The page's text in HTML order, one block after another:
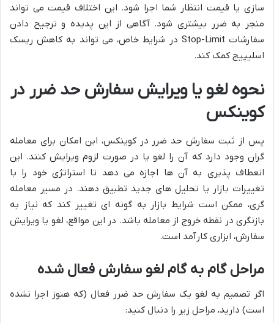
سازی یا قیمت انتظار شما اجرا شود. این اختلاف قیمت می تواند
منجر به ضرر بیشتری شود. آگاهی از این پدیده و ترجیح دادن
سفارشات Stop-Limit در شرایط خاص، می تواند به کاهش ریسک
اسلیپیج کمک کند.
نحوه لغو یا ویرایش سفارش حد ضرر در
کوینکس
پس از ثبت سفارش حد ضرر در کوینکس، این امکان برای معامله
گران وجود دارد که آن را لغو یا در صورت لزوم ویرایش کنند. این
انعطاف پذیری به آن ها اجازه می دهد تا استراتژی خود را با
تغییرات بازار یا تحلیل های جدید تطبیق دهند. در مسیر معامله
گری، ممکن است شرایط بازار به گونه ای تغییر کند که نیاز به
بازنگری در نقطه خروج از معامله باشد. در این مواقع، لغو یا ویرایش
سفارش، ابزاری کارآمد است.
مراحل گام به گام لغو سفارش فعال شده
اگر تصمیم به لغو یک سفارش حد ضرر فعال (که هنوز اجرا نشده
است) دارید، مراحل زیر را دنبال کنید: